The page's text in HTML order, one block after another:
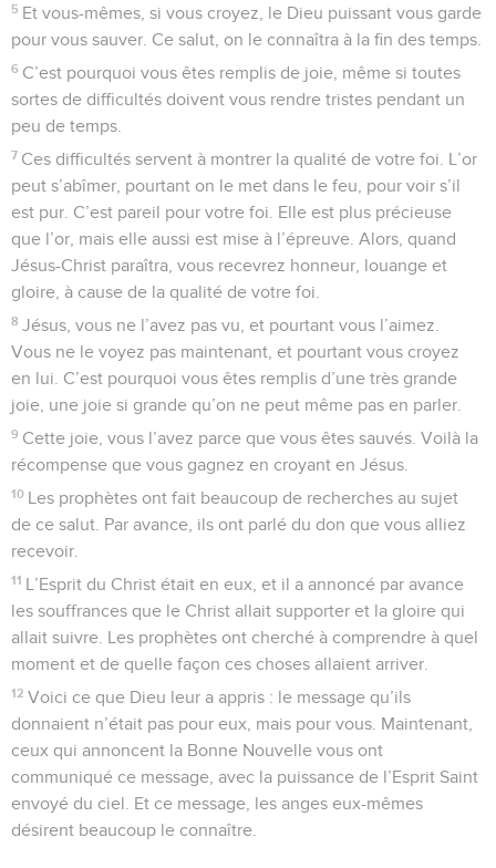
5 Et vous-mêmes, si vous croyez, le Dieu puissant vous garde
pour vous sauver. Ce salut, on le connaîtra à la fin des temps.
6 C’est pourquoi vous êtes remplis de joie, même si toutes
sortes de difficultés doivent vous rendre tristes pendant un
peu de temps.
7 Ces difficultés servent à montrer la qualité de votre foi. L’or
peut s’abîmer, pourtant on le met dans le feu, pour voir s’il
est pur. C’est pareil pour votre foi. Elle est plus précieuse
que l’or, mais elle aussi est mise à l’épreuve. Alors, quand
Jésus-Christ paraîtra, vous recevrez honneur, louange et
gloire, à cause de la qualité de votre foi.
8 Jésus, vous ne l’avez pas vu, et pourtant vous l’aimez.
Vous ne le voyez pas maintenant, et pourtant vous croyez
en lui. C’est pourquoi vous êtes remplis d’une très grande
joie, une joie si grande qu’on ne peut même pas en parler.
9 Cette joie, vous l’avez parce que vous êtes sauvés. Voilà la
récompense que vous gagnez en croyant en Jésus.
10 Les prophètes ont fait beaucoup de recherches au sujet
de ce salut. Par avance, ils ont parlé du don que vous alliez
recevoir.
11 L’Esprit du Christ était en eux, et il a annoncé par avance
les souffrances que le Christ allait supporter et la gloire qui
allait suivre. Les prophètes ont cherché à comprendre à quel
moment et de quelle façon ces choses allaient arriver.
12 Voici ce que Dieu leur a appris : le message qu’ils
donnaient n’était pas pour eux, mais pour vous. Maintenant,
ceux qui annoncent la Bonne Nouvelle vous ont
communiqué ce message, avec la puissance de l’Esprit Saint
envoyé du ciel. Et ce message, les anges eux-mêmes
désirent beaucoup le connaître.